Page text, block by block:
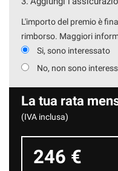
L'importo del premio è
rimborso. Maggiori
Si, sono interessato
No, non sono
La tua rata
(IVA inclusa)
246 €